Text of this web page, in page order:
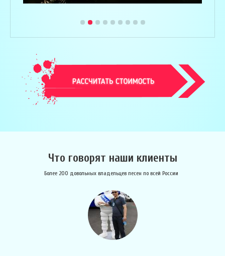
Что говорят наши клиенты
Более 200 довольных владельцев песен по всей России